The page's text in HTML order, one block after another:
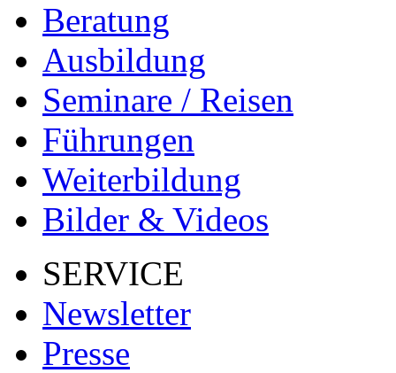
Beratung
Ausbildung
Seminare / Reisen
Führungen
Weiterbildung
Bilder & Videos
SERVICE
Newsletter
Presse